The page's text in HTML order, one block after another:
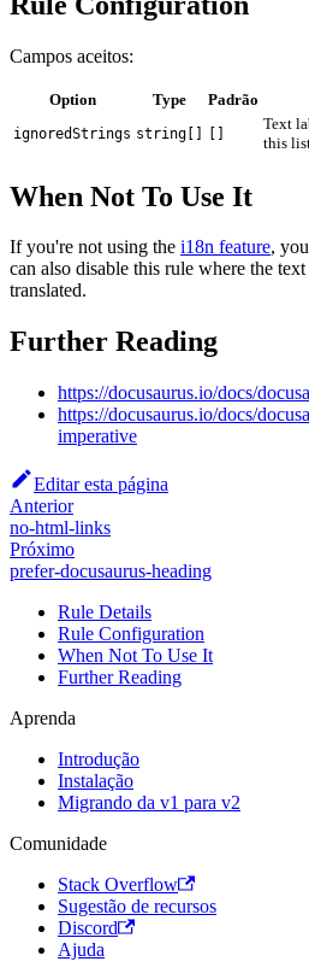
Campos aceitos:
Option Type Padrão
ignoredStrings string[] []
Text
this
When Not To Use It
If you're not using the i18n feature,
can also disable this rule where the
translated.
Further Reading
https://docusaurus.io/docs/
https://docusaurus.io/docs/
imperative
Editar esta página
Anterior
no-html-links
Próximo
prefer-docusaurus-heading
Rule Details
Rule Configuration
When Not To Use It
Further Reading
Aprenda
Introdução
Instalação
Migrando da v1 para v2
Comunidade
Stack Overflow
Sugestão de recursos
Discord
Ajuda